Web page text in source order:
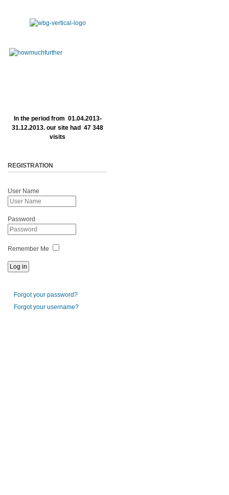
In the period from 01.04.2013-
31.12.2013. our site had 47 348
visits
REGISTRATION
User Name
Password
Remember Me
Forgot your password?
Forgot your username?